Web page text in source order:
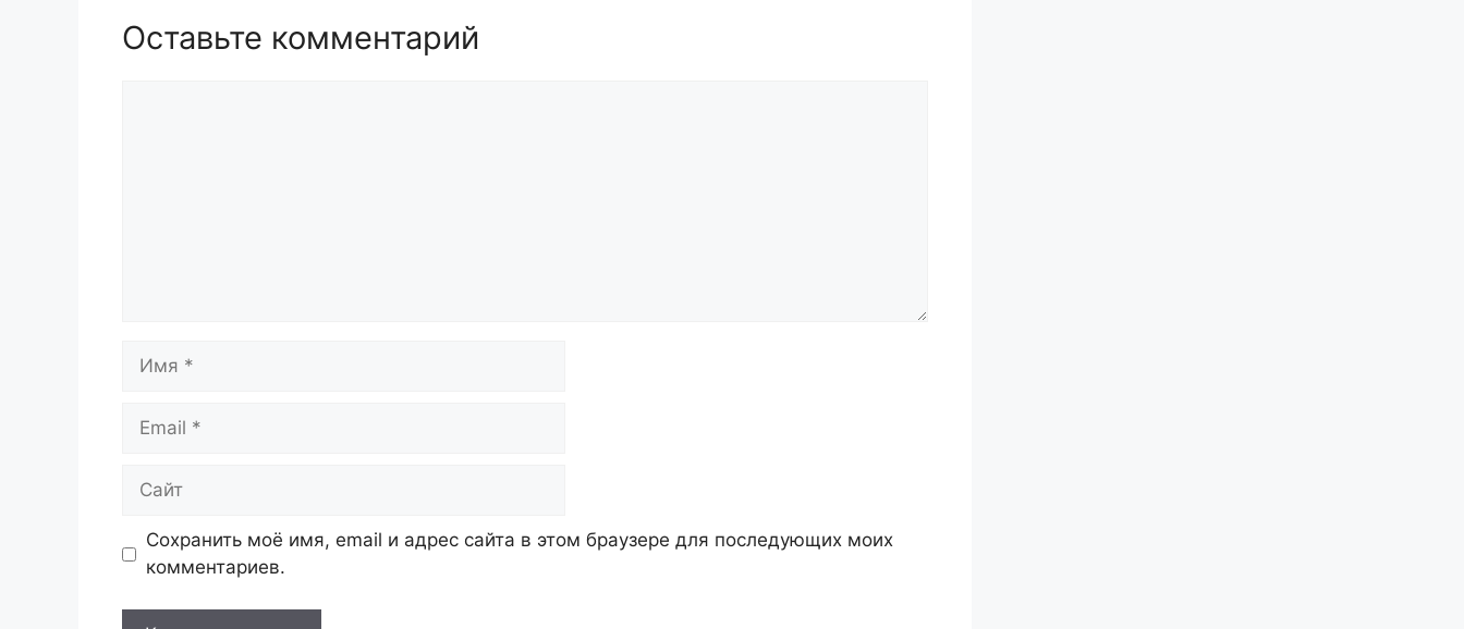
Оставьте комментарий
Имя
Email
Сайт
Сохранить моё имя, email и адрес сайта в этом браузере для последующих моих
комментариев.